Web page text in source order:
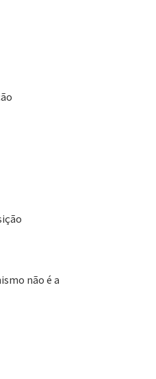
não é a